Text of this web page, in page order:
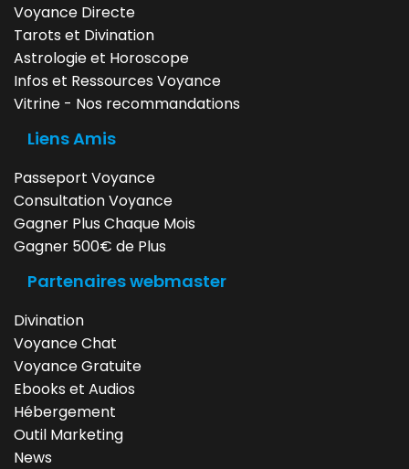
Voyance Directe
Tarots et Divination
Astrologie et Horoscope
Infos et Ressources Voyance
Vitrine - Nos recommandations
Liens Amis
Passeport Voyance
Consultation Voyance
Gagner Plus Chaque Mois
Gagner 500€ de Plus
Partenaires webmaster
Divination
Voyance Chat
Voyance Gratuite
Ebooks et Audios
Hébergement
Outil Marketing
News